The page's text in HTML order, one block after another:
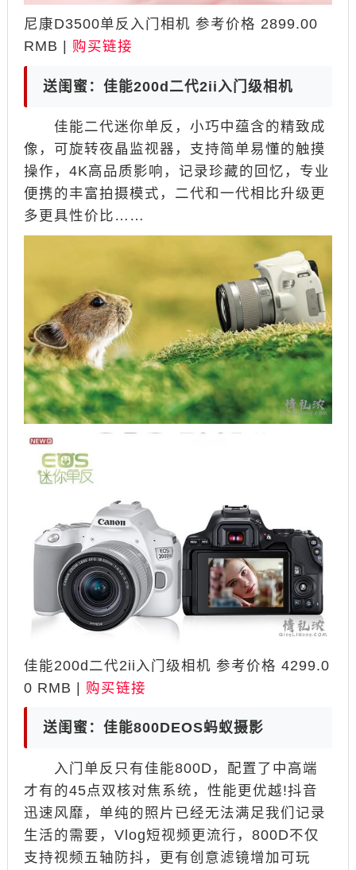
尼康D3500单反入门相机 参考价格 2899.00
RMB | 购买链接
送闺蜜：佳能200d二代2ii入门级相机
佳能二代迷你单反，小巧中蕴含的精致成
像，可旋转夜晶监视器，支持简单易懂的触摸
操作，4K高品质影响，记录珍藏的回忆，专业
便携的丰富拍摄模式，二代和一代相比升级更
多更具性价比……
佳能200d二代2ii入门级相机 参考价格 4299.0
0 RMB | 购买链接
送闺蜜：佳能800DEOS蚂蚁摄影
入门单反只有佳能800D，配置了中高端
才有的45点双核对焦系统，性能更优越!抖音
迅速风靡，单纯的照片已经无法满足我们记录
生活的需要，Vlog短视频更流行，800D不仅
支持视频五轴防抖，更有创意滤镜增加可玩